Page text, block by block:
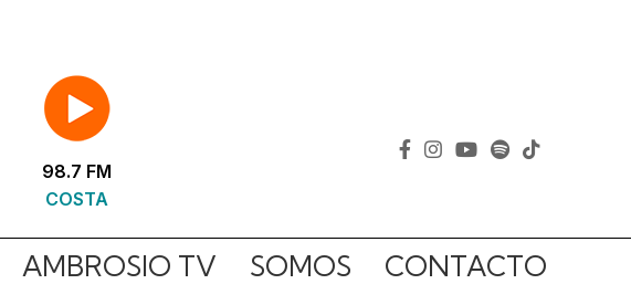
98.7 FM
COSTA
AMBROSIO TV SOMOS CONTACTO